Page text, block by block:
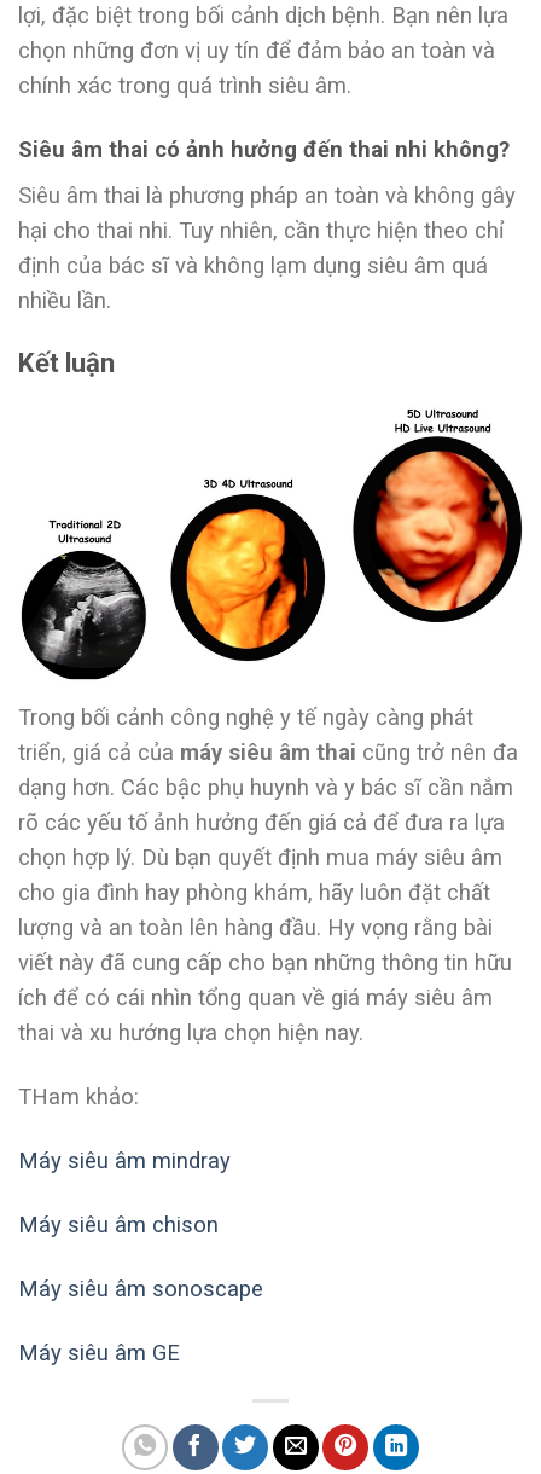
lợi, đặc biệt trong bối cảnh dịch bệnh. Bạn nên lựa
chọn những đơn vị uy tín để đảm bảo an toàn và
chính xác trong quá trình siêu âm.
Siêu âm thai có ảnh hưởng đến thai nhi không?
Siêu âm thai là phương pháp an toàn và không gây
hại cho thai nhi. Tuy nhiên, cần thực hiện theo chỉ
định của bác sĩ và không lạm dụng siêu âm quá
nhiều lần.
Kết luận
Trong bối cảnh công nghệ y tế ngày càng phát
triển, giá cả của máy siêu âm thai cũng trở nên đa
dạng hơn. Các bậc phụ huynh và y bác sĩ cần nắm
rõ các yếu tố ảnh hưởng đến giá cả để đưa ra lựa
chọn hợp lý. Dù bạn quyết định mua máy siêu âm
cho gia đình hay phòng khám, hãy luôn đặt chất
lượng và an toàn lên hàng đầu. Hy vọng rằng bài
viết này đã cung cấp cho bạn những thông tin hữu
ích để có cái nhìn tổng quan về giá máy siêu âm
thai và xu hướng lựa chọn hiện nay.
THam khảo:
Máy siêu âm mindray
Máy siêu âm chison
Máy siêu âm sonoscape
Máy siêu âm GE